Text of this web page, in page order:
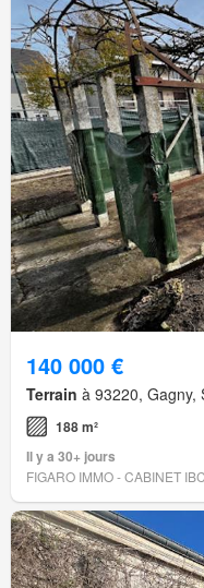
140 000 €
Terrain à 93220, Gagny,
188 m²
Il y a 30+ jours
FIGARO IMMO - CABINET